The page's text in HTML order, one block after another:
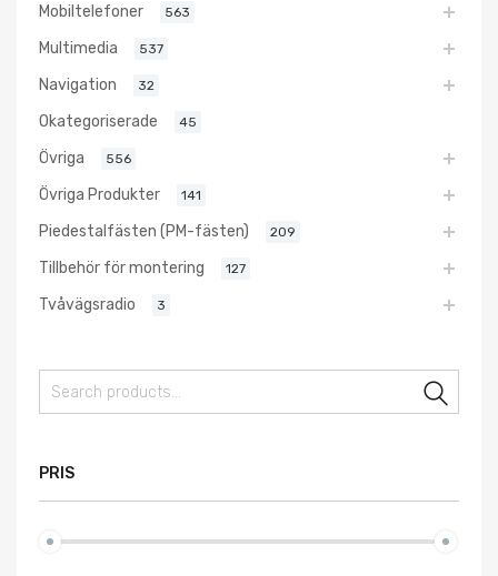
Mobiltelefoner 563
Multimedia 537
Navigation 32
Okategoriserade 45
Övriga 556
Övriga Produkter 141
Piedestalfästen (PM-fästen) 209
Tillbehör för montering 127
Tvåvägsradio 3
PRIS